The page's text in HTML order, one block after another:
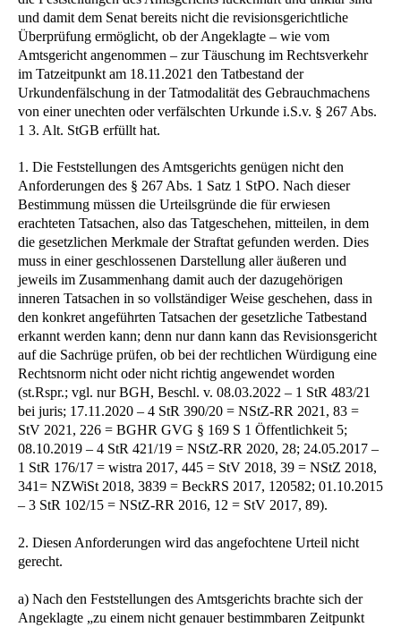
und damit dem Senat bereits nicht die revisionsgerichtliche
Überprüfung ermöglicht, ob der Angeklagte – wie vom
Amtsgericht angenommen – zur Täuschung im Rechtsverkehr
im Tatzeitpunkt am 18.11.2021 den Tatbestand der
Urkundenfälschung in der Tatmodalität des Gebrauchmachens
von einer unechten oder verfälschten Urkunde i.S.v. § 267 Abs.
1 3. Alt. StGB erfüllt hat.
1. Die Feststellungen des Amtsgerichts genügen nicht den
Anforderungen des § 267 Abs. 1 Satz 1 StPO. Nach dieser
Bestimmung müssen die Urteilsgründe die für erwiesen
erachteten Tatsachen, also das Tatgeschehen, mitteilen, in dem
die gesetzlichen Merkmale der Straftat gefunden werden. Dies
muss in einer geschlossenen Darstellung aller äußeren und
jeweils im Zusammenhang damit auch der dazugehörigen
inneren Tatsachen in so vollständiger Weise geschehen, dass in
den konkret angeführten Tatsachen der gesetzliche Tatbestand
erkannt werden kann; denn nur dann kann das Revisionsgericht
auf die Sachrüge prüfen, ob bei der rechtlichen Würdigung eine
Rechtsnorm nicht oder nicht richtig angewendet worden
(st.Rspr.; vgl. nur BGH, Beschl. v. 08.03.2022 – 1 StR 483/21
bei juris; 17.11.2020 – 4 StR 390/20 = NStZ-RR 2021, 83 =
StV 2021, 226 = BGHR GVG § 169 S 1 Öffentlichkeit 5;
08.10.2019 – 4 StR 421/19 = NStZ-RR 2020, 28; 24.05.2017 –
1 StR 176/17 = wistra 2017, 445 = StV 2018, 39 = NStZ 2018,
341= NZWiSt 2018, 3839 = BeckRS 2017, 120582; 01.10.2015
– 3 StR 102/15 = NStZ-RR 2016, 12 = StV 2017, 89).
2. Diesen Anforderungen wird das angefochtene Urteil nicht
gerecht.
a) Nach den Feststellungen des Amtsgerichts brachte sich der
Angeklagte „zu einem nicht genauer bestimmbaren Zeitpunkt